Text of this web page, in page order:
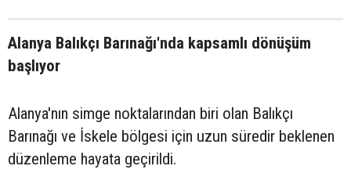
Alanya Balıkçı Barınağı'nda kapsamlı dönüşüm
başlıyor
Alanya'nın simge noktalarından biri olan Balıkçı
Barınağı ve İskele bölgesi için uzun süredir beklenen
düzenleme hayata geçirildi.